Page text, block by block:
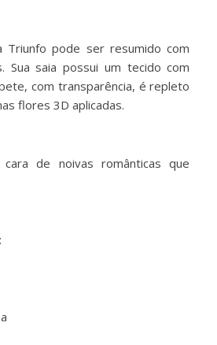
Triunfo pode ser resumido com
Sua saia possui um tecido com
com transparência, é repleto
flores 3D aplicadas.
de noivas românticas que